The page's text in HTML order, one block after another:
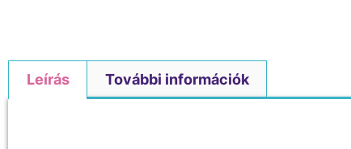
Leírás További információk